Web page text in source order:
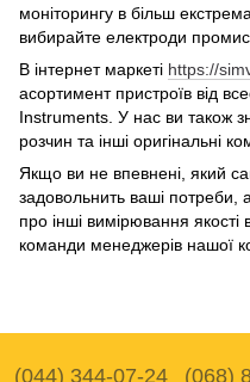
моніторингу в більш
вибирайте електроди
В інтернет маркеті https://
асортимент пристроїв від
Instruments. У нас ви також
розчин та інші оригінальні
Якщо ви не впевнені, який
задовольнить ваші потреби,
про інші вимірювання якості
команди менеджерів нашої
(044) 344-07-24 (068)